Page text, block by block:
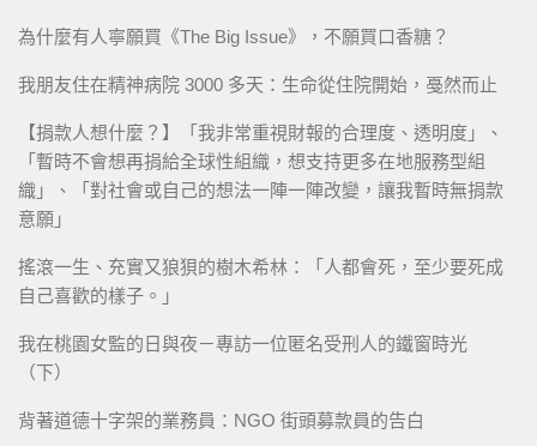
為什麼有人寧願買《The Big Issue》，不願買口香糖？
我朋友住在精神病院 3000 多天：生命從住院開始，戞然而止
【捐款人想什麼？】「我非常重視財報的合理度、透明度」、
「暫時不會想再捐給全球性組織，想支持更多在地服務型組
織」、「對社會或自己的想法一陣一陣改變，讓我暫時無捐款
意願」
搖滾一生、充實又狼狽的樹木希林：「人都會死，至少要死成
自己喜歡的樣子。」
我在桃園女監的日與夜－專訪一位匿名受刑人的鐵窗時光
（下）
背著道德十字架的業務員：NGO 街頭募款員的告白